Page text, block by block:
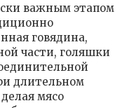
важным этапом
говядина,
части, голяшки
длительном
мясо